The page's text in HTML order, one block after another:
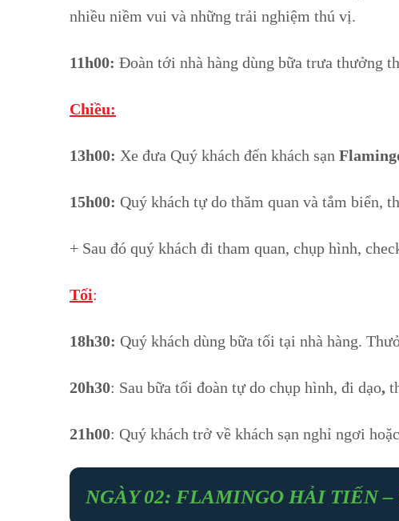
nhiều niềm vui và những trải nghiệm thú vị.
11h00: Đoàn tới nhà hàng dùng bữa trưa thưởng
Chiều:
13h00: Xe đưa Quý khách đến khách sạn
15h00: Quý khách tự do thăm quan và tắm biển,
+ Sau đó quý khách đi tham quan, chụp hình,
Tối:
18h30: Quý khách dùng bữa tối tại nhà hàng.
20h30: Sau bữa tối đoàn tự do chụp hình, đi dạo,
21h00: Quý khách trở về khách sạn nghỉ ngơi
NGÀY 02: FLAMINGO HẢI TIẾN